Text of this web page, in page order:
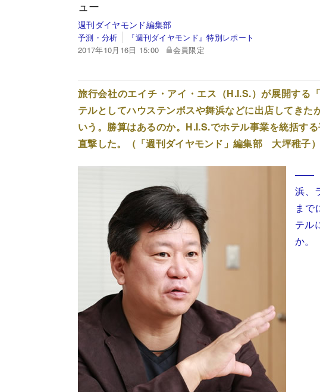
ュー
週刊ダイヤモンド編集部
予測・分析
『週刊ダイヤモンド』特別レポート
2017年10月16日 15:00
会員限定
旅行会社のエイチ・アイ・エス（H.I.S.）が展開する
テルとしてハウステンボスや舞浜などに出店してき
いう。勝算はあるのか。H.I.S.でホテル事業を統括す
直撃した。（「週刊ダイヤモンド」編集部 大坪稚子）
――
浜、
まで
テル
か。